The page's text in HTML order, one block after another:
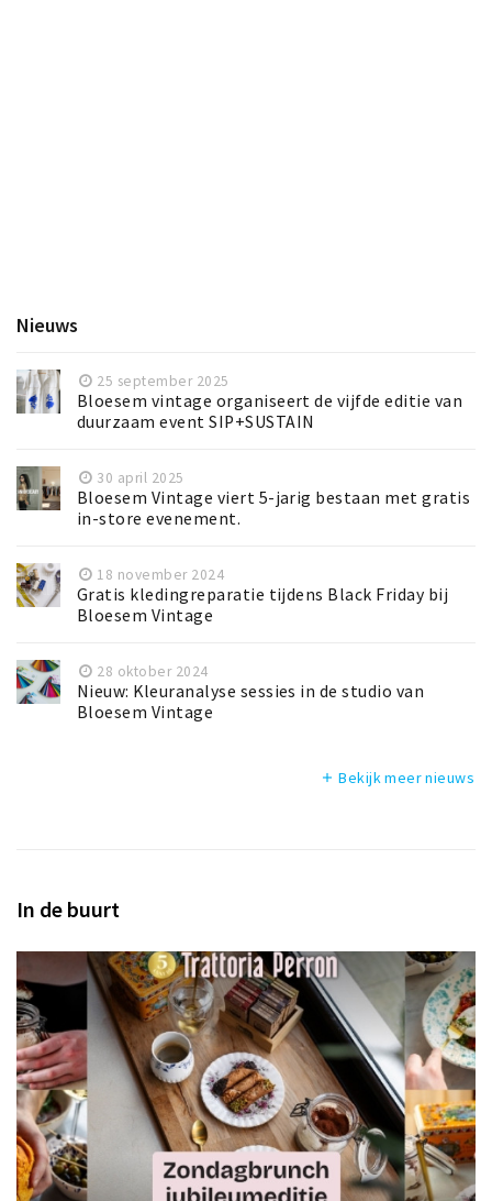
Nieuws
25 september 2025
Bloesem vintage organiseert de vijfde editie van
duurzaam event SIP+SUSTAIN
30 april 2025
Bloesem Vintage viert 5-jarig bestaan met gratis
in-store evenement.
18 november 2024
Gratis kledingreparatie tijdens Black Friday bij
Bloesem Vintage
28 oktober 2024
Nieuw: Kleuranalyse sessies in de studio van
Bloesem Vintage
add Bekijk meer nieuws
In de buurt